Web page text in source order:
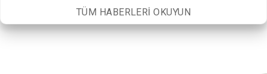
TÜM HABERLERİ OKUYUN